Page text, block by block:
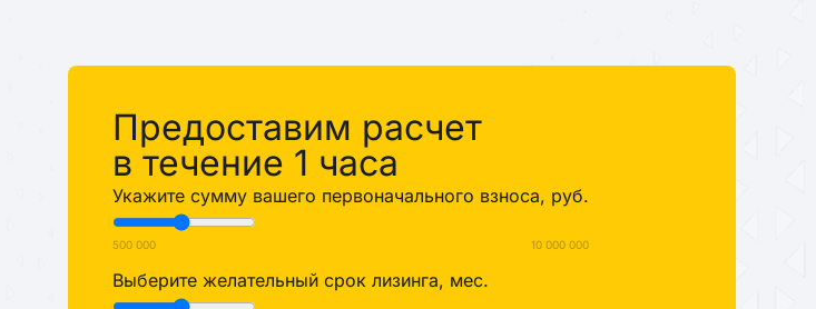
Предоставим расчет
в течение 1 часа
Укажите сумму вашего первоначального взноса, руб.
500 000 10 000 000
Выберите желательный срок лизинга, мес.